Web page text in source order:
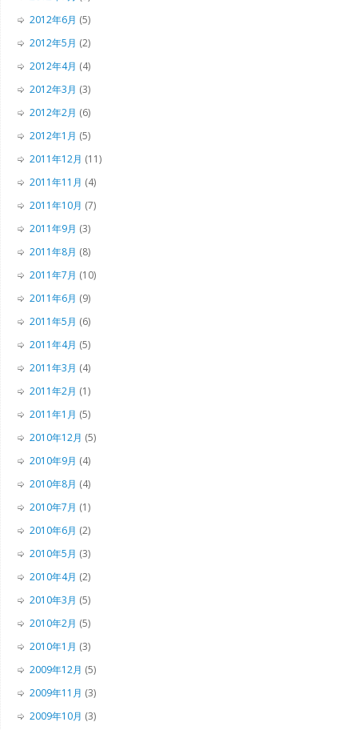
2012年6月 (5)
2012年5月 (2)
2012年4月 (4)
2012年3月 (3)
2012年2月 (6)
2012年1月 (5)
2011年12月 (11)
2011年11月 (4)
2011年10月 (7)
2011年9月 (3)
2011年8月 (8)
2011年7月 (10)
2011年6月 (9)
2011年5月 (6)
2011年4月 (5)
2011年3月 (4)
2011年2月 (1)
2011年1月 (5)
2010年12月 (5)
2010年9月 (4)
2010年8月 (4)
2010年7月 (1)
2010年6月 (2)
2010年5月 (3)
2010年4月 (2)
2010年3月 (5)
2010年2月 (5)
2010年1月 (3)
2009年12月 (5)
2009年11月 (3)
2009年10月 (3)